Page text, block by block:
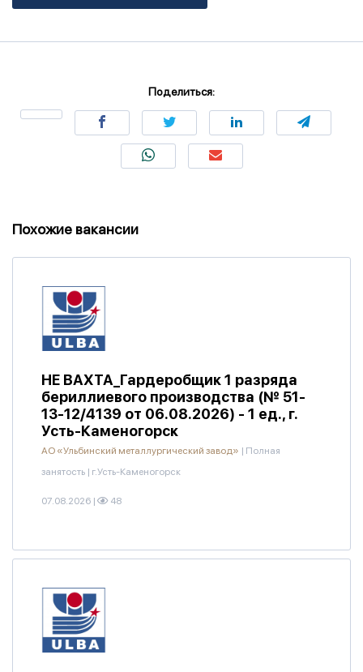
Поделиться:
Похожие вакансии
НЕ ВАХТА_Гардеробщик 1 разряда
бериллиевого производства (№ 51-
13-12/4139 от 06.08.2026) - 1 ед., г.
Усть-Каменогорск
АО «Ульбинский металлургический завод» | Полная
занятость | г.Усть-Каменогорск
07.08.2026 | 48